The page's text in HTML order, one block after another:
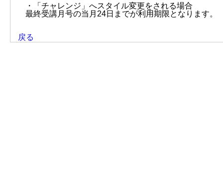
・「チャレンジ」へスタイル変更をされる場合
最終受講月号の当月24日までが利用期限となります。
戻る